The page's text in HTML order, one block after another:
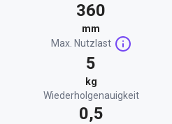
360
mm
Max. Nutzlast
5
kg
Wiederholgenauigkeit
0,5